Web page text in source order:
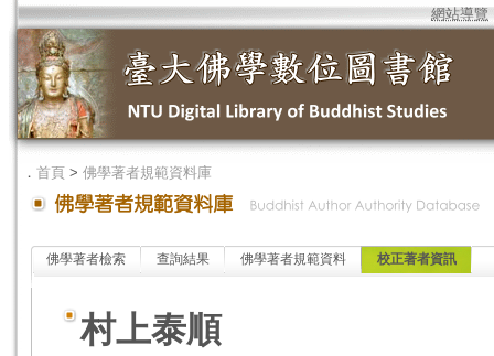
網站導覽
． 首頁 > 佛學著者規範資料庫
佛學著者檢索 查詢結果 佛學著者規範資料 校正著者資訊
村上泰順